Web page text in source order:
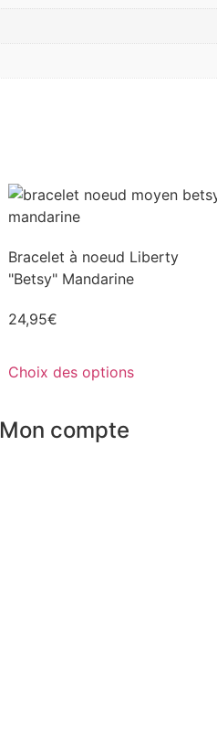
Bracelet à noeud Liberty
"Betsy" Mandarine
24,95€
Choix des options
Mon compte